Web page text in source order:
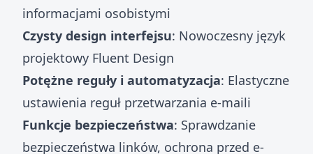
informacjami osobistymi
Czysty design interfejsu: Nowoczesny język
projektowy Fluent Design
Potężne reguły i automatyzacja: Elastyczne
ustawienia reguł przetwarzania e-maili
Funkcje bezpieczeństwa: Sprawdzanie
bezpieczeństwa linków, ochrona przed e-